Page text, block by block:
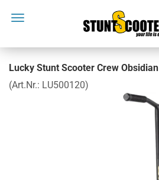
Lucky Stunt Scooter Crew Obsidian
(Art.Nr.: LU500120)